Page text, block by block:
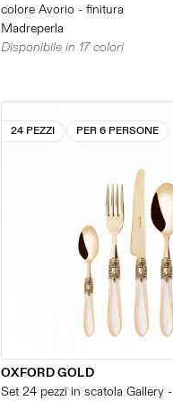
colore Avorio - finitura
Madreperla
Disponibile in 17 colori
24 PEZZI PER 6 PERSONE
OXFORD GOLD
Set 24 pezzi in scatola Gallery -